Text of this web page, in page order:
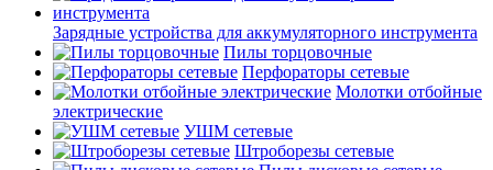
Зарядные устройства для аккумуляторного инструмента
Пилы торцовочные
Перфораторы сетевые
Молотки отбойные
электрические
УШМ сетевые
Штроборезы сетевые